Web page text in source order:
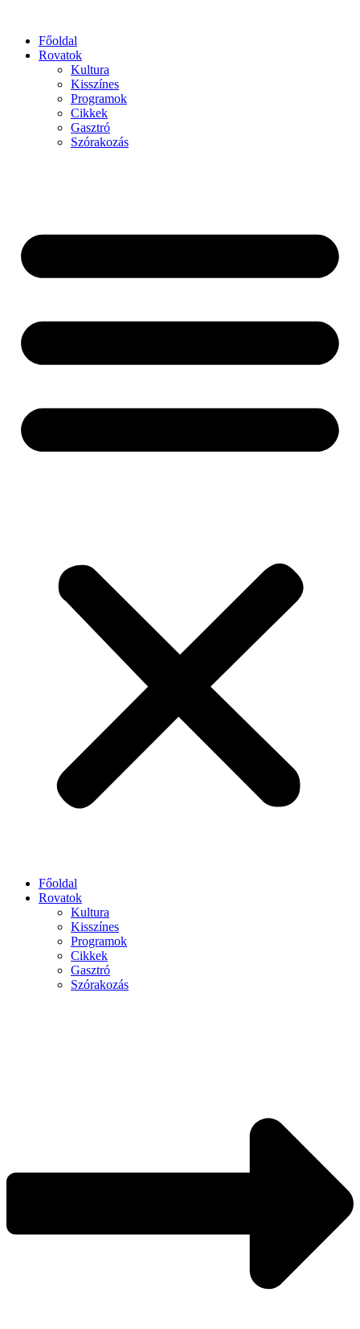
Főoldal
Rovatok
Kultura
Kisszínes
Programok
Cikkek
Gasztró
Szórakozás
Főoldal
Rovatok
Kultura
Kisszínes
Programok
Cikkek
Gasztró
Szórakozás